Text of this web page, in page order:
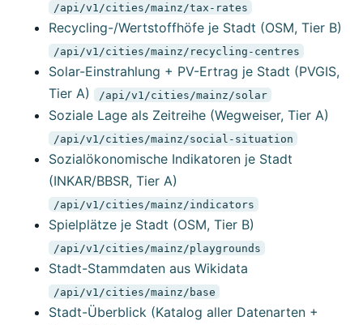
/api/v1/cities/mainz/tax-rates
Recycling-/Wertstoffhöfe je Stadt (OSM, Tier B)
/api/v1/cities/mainz/recycling-centres
Solar-Einstrahlung + PV-Ertrag je Stadt (PVGIS,
Tier A)
/api/v1/cities/mainz/solar
Soziale Lage als Zeitreihe (Wegweiser, Tier A)
/api/v1/cities/mainz/social-situation
Sozialökonomische Indikatoren je Stadt
(INKAR/BBSR, Tier A)
/api/v1/cities/mainz/indicators
Spielplätze je Stadt (OSM, Tier B)
/api/v1/cities/mainz/playgrounds
Stadt-Stammdaten aus Wikidata
/api/v1/cities/mainz/base
Stadt-Überblick (Katalog aller Datenarten +